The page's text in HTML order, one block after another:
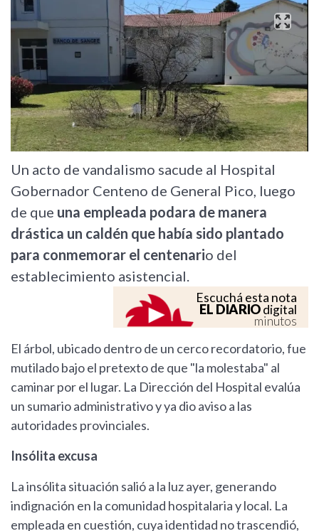
Un acto de vandalismo sacude al Hospital
Gobernador Centeno de General Pico, luego
de que una empleada podara de manera
drástica un caldén que había sido plantado
para conmemorar el centenario del
establecimiento asistencial.
Escuchá esta nota
EL DIARIOdigital
minutos
El árbol, ubicado dentro de un cerco recordatorio, fue
mutilado bajo el pretexto de que "la molestaba" al
caminar por el lugar. La Dirección del Hospital evalúa
un sumario administrativo y ya dio aviso a las
autoridades provinciales.
Insólita excusa
La insólita situación salió a la luz ayer, generando
indignación en la comunidad hospitalaria y local. La
empleada en cuestión, cuya identidad no trascendió,